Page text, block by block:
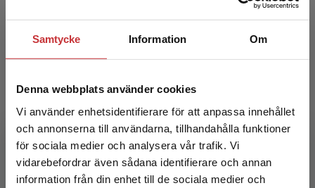
Samtycke Information Om
Denna webbplats använder cookies
Vi använder enhetsidentifierare för att anpassa innehållet
och annonserna till användarna, tillhandahålla funktioner
för sociala medier och analysera vår trafik. Vi
vidarebefordrar även sådana identifierare och annan
information från din enhet till de sociala medier och
Begränsad fraktregion
Marknad & politik
Hultkrantz, L - Österholm, P (red.)
392 krinkl. moms
Exkl. moms: 370 kr